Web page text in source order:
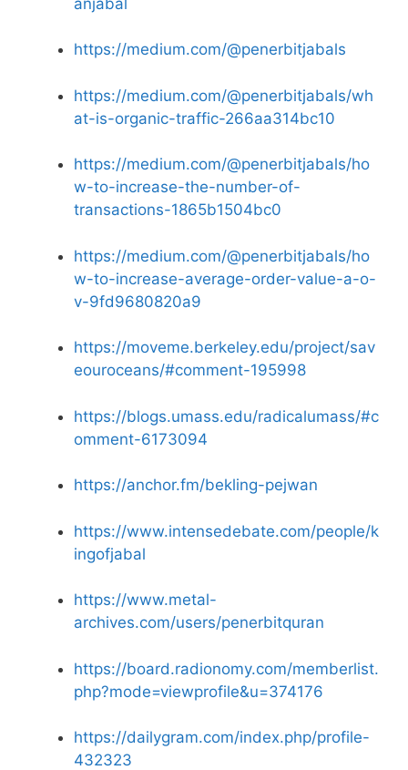
https://medium.com/@penerbitjabals
https://medium.com/@penerbitjabals/wh
at-is-organic-traffic-266aa314bc10
https://medium.com/@penerbitjabals/ho
w-to-increase-the-number-of-
transactions-1865b1504bc0
https://medium.com/@penerbitjabals/ho
w-to-increase-average-order-value-a-o-
v-9fd9680820a9
https://moveme.berkeley.edu/project/sav
eouroceans/#comment-195998
https://blogs.umass.edu/radicalumass/#c
omment-6173094
https://anchor.fm/bekling-pejwan
https://www.intensedebate.com/people/k
ingofjabal
https://www.metal-
archives.com/users/penerbitquran
https://board.radionomy.com/memberlist.
php?mode=viewprofile&u=374176
https://dailygram.com/index.php/profile-
432323